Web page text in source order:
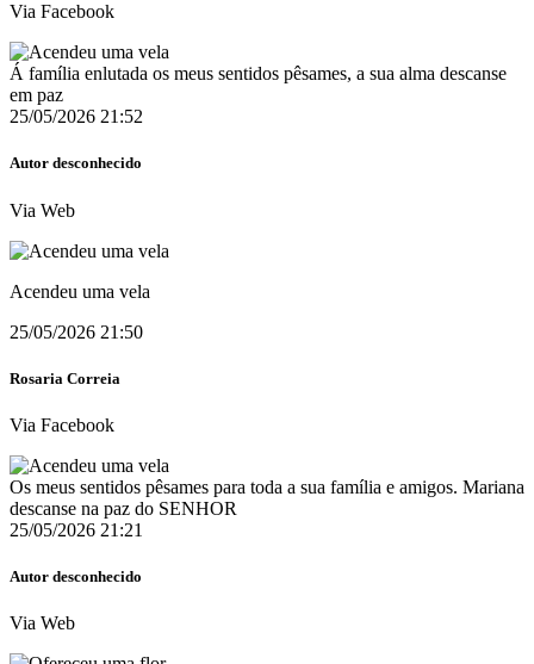
Via Facebook
Á família enlutada os meus sentidos pêsames, a sua alma descanse
em paz
25/05/2026 21:52
Autor desconhecido
Via Web
Acendeu uma vela
25/05/2026 21:50
Rosaria Correia
Via Facebook
Os meus sentidos pêsames para toda a sua família e amigos. Mariana
descanse na paz do SENHOR
25/05/2026 21:21
Autor desconhecido
Via Web